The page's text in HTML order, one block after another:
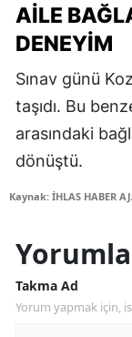
AILE
DENEYIM
Sınav günü
taşıdı. Bu
arasındaki
dönüştü.
Kaynak: İHLAS HABER
Takma Ad
Yorum yapmak için,